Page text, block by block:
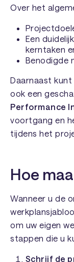
Over het
Een
kerntaken
Benodigde
Daarnaast kunt
ook een
Performance
voortgang en
tijdens het
Hoe
Wanneer u de
om uw eigen
stappen die u
Schrijf de